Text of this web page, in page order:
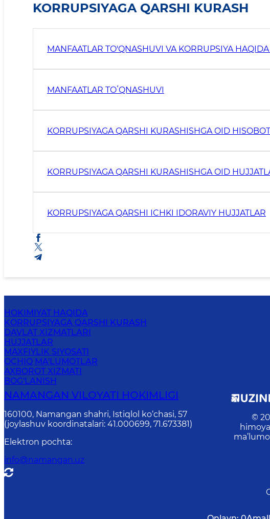
KORRUPSIYAGA QARSHI KURASH
MANFAATLAR TO'QNASHUVI VA KORRUPSIYA
MANFAATLAR TOʻQNASHUVI
KORRUPSIYAGA QARSHI KURASHISHGA OID
KORRUPSIYAGA QARSHI KURASHISHGA OID
KORRUPSIYAGA QARSHI ICHKI IDORAVIY HUJJATLAR
HOKIMIYAT HAQIDA
KORRUPSIYAGA QARSHI KURASH
DAVLAT XIZMATLARI
HUJJATLAR
MAXFIYLIK SIYOSATI
OCHIQ MA'LUMOTLAR
AXBOROT XIZMATI
BOG'LANISH
NAMANGAN VILОYATI HОKIMLIGI
160100, Nаmаngаn shаhri, Istiqlol ko‘chаsi, 57
(joylashuv koordinatalari: 41.000699, 71.673381)
Elektron pochta:
info@namangan.uz
©